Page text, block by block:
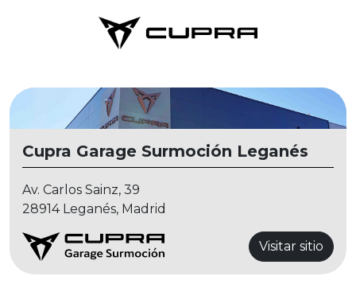
Cupra Garage Surmoción Leganés
Av. Carlos Sainz, 39
28914 Leganés, Madrid
Visitar sitio